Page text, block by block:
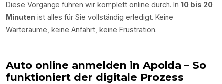
Diese Vorgänge führen wir komplett online durch. In 10 bis 20
Minuten ist alles für Sie vollständig erledigt. Keine
Warteräume, keine Anfahrt, keine Frustration.
Auto online anmelden in Apolda – So
funktioniert der digitale Prozess